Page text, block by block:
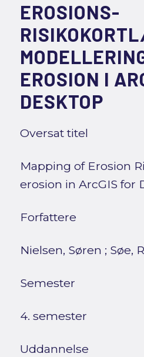
EROSIONS-
EROSION I
DESKTOP
Oversat titel
Mapping of Erosion
erosion in ArcGIS for
Forfattere
Nielsen, Søren ; Søe,
Semester
4. semester
Uddannelse